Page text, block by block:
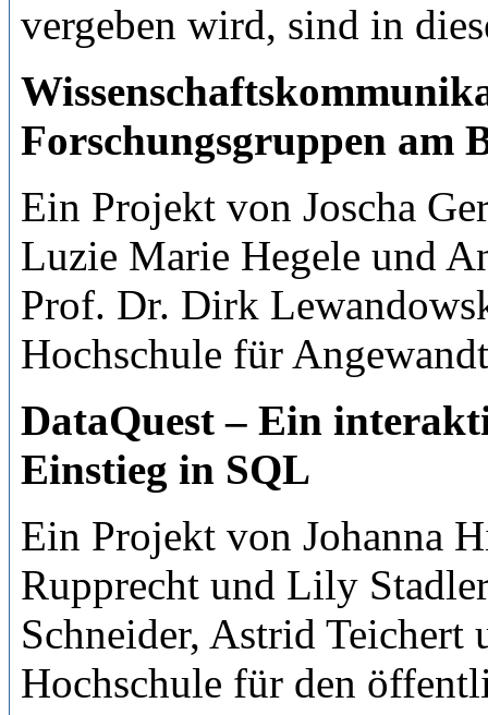
vergeben wird, sind in
Forschungsgruppen am
Ein Projekt von Joscha
Luzie Marie Hegele und
Prof. Dr. Dirk
Hochschule für
DataQuest – Ein
Einstieg in SQL
Ein Projekt von Johanna
Rupprecht und Lily
Schneider, Astrid Teichert
Hochschule für den